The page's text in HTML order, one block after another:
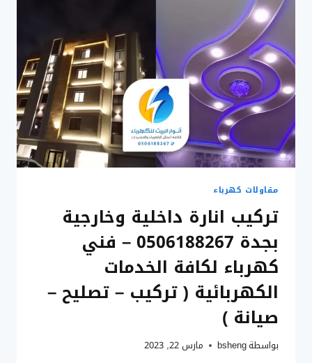
اضاءة
ستريب
لايت
جدة
–
انارة
بروفايل
بجده
–
ستريب
لايت
جبس
مقاولات كهرباء
تركيب انارة داخلية وخارجية
بجدة 0506188267 – فني
كهرباء لكافة الخدمات
الكهربائية ( تركيب – تصليح –
صيانة )
بواسطةbsheng مارس 22, 2023